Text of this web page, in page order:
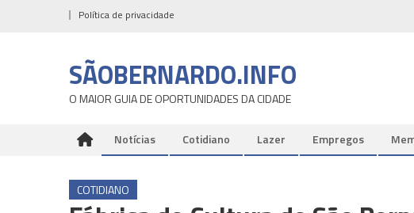
Política de privacidade
SÃOBERNARDO.INFO
O MAIOR GUIA DE OPORTUNIDADES DA CIDADE
Notícias Cotidiano Lazer Empregos
COTIDIANO